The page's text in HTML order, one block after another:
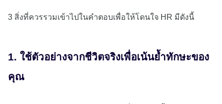
3 สิ่งที่ควรรวมเข้าไปในคำตอบเพื่อให้โดนใจ HR มีดังนี้
1. ใช้ตัวอย่างจากชีวิตจริงเพื่อเน้นย้ำทักษะของ
คุณ